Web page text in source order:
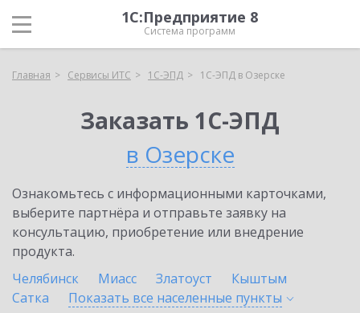
1С:Предприятие 8
Система программ
Главная Сервисы ИТС 1С-ЭПД 1С-ЭПД в Озерске
Заказать 1С-ЭПД
в Озерске
Ознакомьтесь с информационными карточками,
выберите партнёра и отправьте заявку на
консультацию, приобретение или внедрение
продукта.
Челябинск
Миасс Златоуст
Кыштым
Сатка
Показать все населенные пункты